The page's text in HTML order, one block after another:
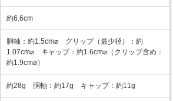
約6.6cm
胴軸：約1.5cm⌀ グリップ（最少径）：約
1.07cm⌀ キャップ：約1.6cm⌀（クリップ含め：
約1.9cm⌀）
約28g 胴軸：約17g キャップ：約11g